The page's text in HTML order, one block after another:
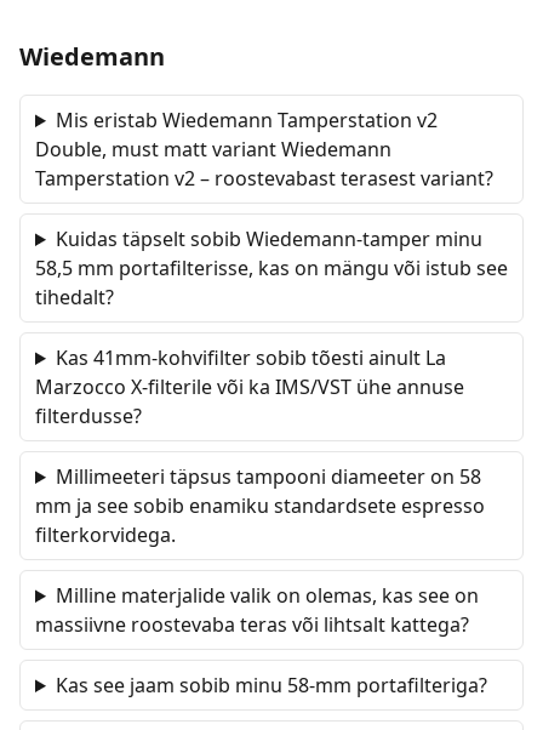
Wiedemann
Mis eristab Wiedemann Tamperstation v2
Double, must matt variant Wiedemann
Tamperstation v2 – roostevabast terasest variant?
Kuidas täpselt sobib Wiedemann-tamper minu
58,5 mm portafilterisse, kas on mängu või istub see
tihedalt?
Kas 41mm-kohvifilter sobib tõesti ainult La
Marzocco X-filterile või ka IMS/VST ühe annuse
filterdusse?
Millimeeteri täpsus tampooni diameeter on 58
mm ja see sobib enamiku standardsete espresso
filterkorvidega.
Milline materjalide valik on olemas, kas see on
massiivne roostevaba teras või lihtsalt kattega?
Kas see jaam sobib minu 58-mm portafilteriga?